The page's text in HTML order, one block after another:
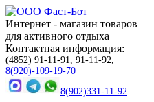
Интернет - магазин товаров
для активного отдыха
Контактная информация:
(4852) 91-11-91, 91-11-92,
8(920)-109-19-70
8(902)331-11-92